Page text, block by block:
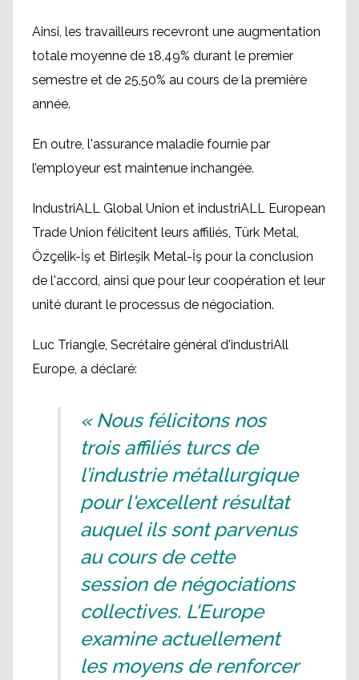
Ainsi, les travailleurs recevront une augmentation
totale moyenne de 18,49% durant le premier
semestre et de 25,50% au cours de la première
année.
En outre, l'assurance maladie fournie par
l’employeur est maintenue inchangée.
IndustriALL Global Union et industriALL European
Trade Union félicitent leurs affiliés, Türk Metal,
Özçelik-İş et Birleşik Metal-İş pour la conclusion
de l'accord, ainsi que pour leur coopération et leur
unité durant le processus de négociation.
Luc Triangle, Secrétaire général d'industriAll
Europe, a déclaré:
« Nous félicitons nos
trois affiliés turcs de
l’industrie métallurgique
pour l'excellent résultat
auquel ils sont parvenus
au cours de cette
session de négociations
collectives. L'Europe
examine actuellement
les moyens de renforcer